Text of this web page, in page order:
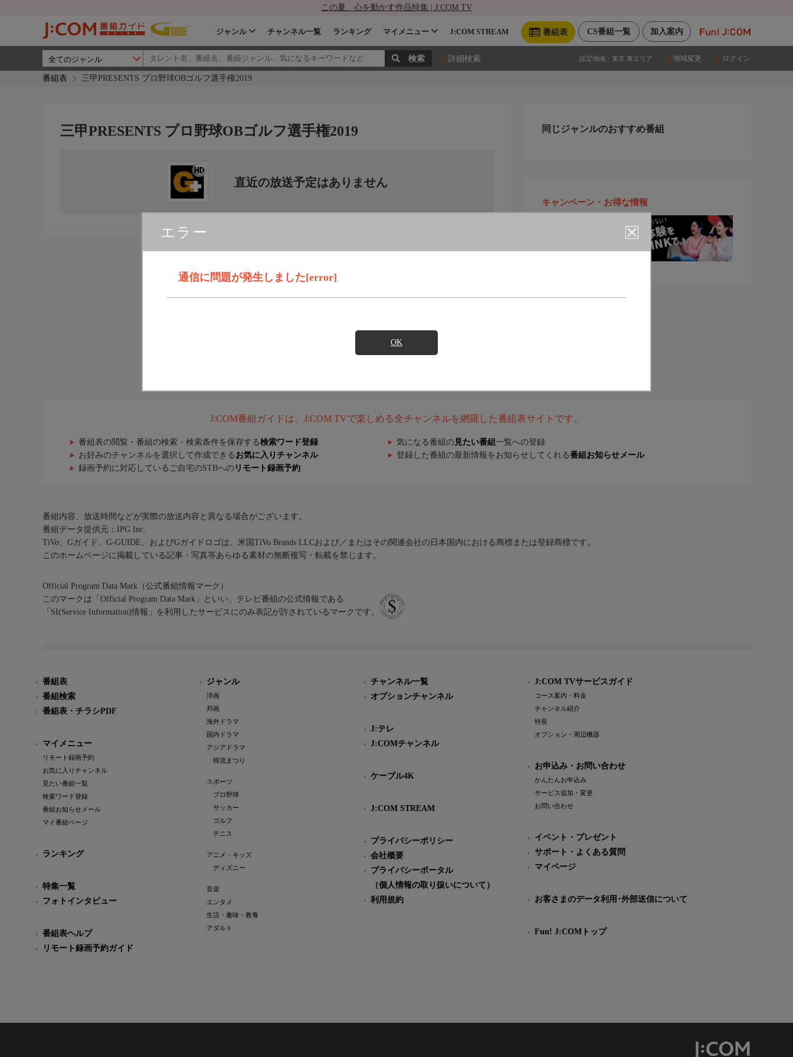
この夏、心を動かす作品特集 | J:COM TV
加入案内
CS番組一覧
番組表
ジャンル チャンネル一覧 ランキング マイメニュー J:COM STREAM
詳細検索 設定地域： 東京 東エリア 地域変更 ログイン
番組表 三甲PRESENTS プロ野球OBゴルフ選手権2019
エラー
通信に問題が発生しました[error]
OK
三甲PRESENTS プロ野球OBゴルフ選手権2019
直近の放送予定はありません
同じジャンルのおすすめ番組
キャンペーン・お得な情報
J:COM番組ガイドは、J:COM TVで楽しめる全チャンネルを網羅した番組表サイトです。
番組表の閲覧・番組の検索・検索条件を保存する検索ワード登録 気になる番組の 見たい番組 一覧への登録
お好みのチャンネルを選択して作成できる お気に入りチャンネル 登録した番組の最新情報をお知らせしてくれる番組お知らせメール
録画予約に対応しているご自宅のSTBへの リモート録画予約
番組内容、放送時間などが実際の放送内容と異なる場合がございます。
番組データ提供元：IPG Inc.
TiVo、Gガイド、G-GUIDE、およびGガイドロゴは、米国TiVo Brands LLCおよび／またはその関連会社の日本国内における商標または登録商標です。
このホームページに掲載している記事・写真等あらゆる素材の無断複写・転載を禁じます。
Official Program Data Mark（公式番組情報マーク）
このマークは「Official Program Data Mark」といい、テレビ番組の公式情報である
「SI(Service Information)情報」を利用したサービスにのみ表記が許されているマークです。
番組表
番組検索
番組表・チラシPDF
マイメニュー
リモート録画予約
お気に入りチャンネル
見たい番組一覧
検索ワード登録
番組お知らせメール
マイ番組ページ
ランキング
特集一覧
フォトインタビュー
番組表ヘルプ
リモート録画予約ガイド
ジャンル
洋画
邦画
海外ドラマ
国内ドラマ
アジアドラマ
韓流まつり
スポーツ
プロ野球
サッカー
ゴルフ
テニス
アニメ・キッズ
ディズニー
音楽
エンタメ
生活・趣味・教養
アダルト
チャンネル一覧
オプションチャンネル
J:テレ
J:COMチャンネル
ケーブル4K
J:COM STREAM
プライバシーポリシー
会社概要
プライバシーポータル
（個人情報の取り扱いについて）
利用規約
J:COM TVサービスガイド
コース案内・料金
チャンネル紹介
特長
オプション・周辺機器
お申込み・お問い合わせ
かんたんお申込み
サービス追加・変更
お問い合わせ
イベント・プレゼント
サポート・よくある質問
マイページ
お客さまのデータ利用･外部送信について
Fun! J:COMトップ